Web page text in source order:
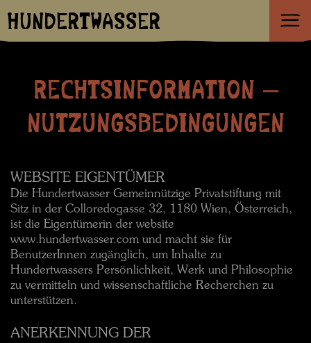
HUNDERTWASSER
RECHTSINFORMATION –
NUTZUNGSBEDINGUNGEN
WEBSITE EIGENTÜMER
Die Hundertwasser Gemeinnützige Privatstiftung mit
Sitz in der Colloredogasse 32, 1180 Wien, Österreich,
ist die Eigentümerin der website
www.hundertwasser.com und macht sie für
BenutzerInnen zugänglich, um Inhalte zu
Hundertwassers Persönlichkeit, Werk und Philosophie
zu vermitteln und wissenschaftliche Recherchen zu
unterstützen.
ANERKENNUNG DER